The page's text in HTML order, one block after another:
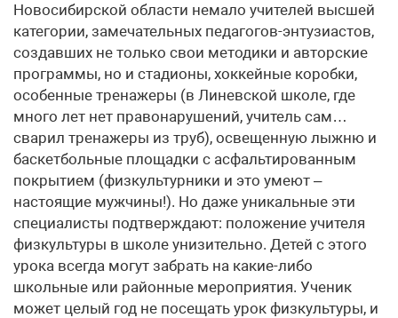
Новосибирской области немало учителей высшей
категории, замечательных педагогов-энтузиастов,
создавших не только свои методики и авторские
программы, но и стадионы, хоккейные коробки,
особенные тренажеры (в Линевской школе, где
много лет нет правонарушений, учитель сам…
сварил тренажеры из труб), освещенную лыжню и
баскетбольные площадки с асфальтированным
покрытием (физкультурники и это умеют –
настоящие мужчины!). Но даже уникальные эти
специалисты подтверждают: положение учителя
физкультуры в школе унизительно. Детей с этого
урока всегда могут забрать на какие-либо
школьные или районные мероприятия. Ученик
может целый год не посещать урок физкультуры, и